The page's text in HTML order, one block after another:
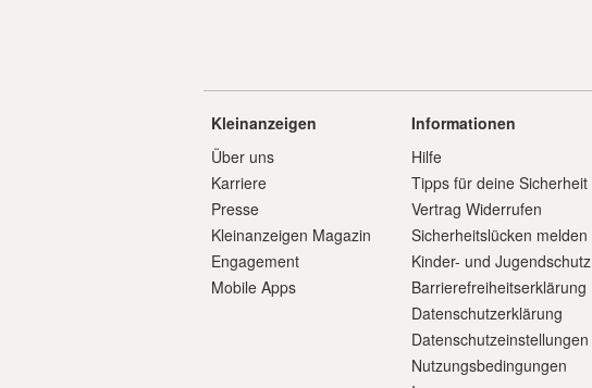
Kleinanzeigen
Über uns
Karriere
Presse
Kleinanzeigen Magazin
Engagement
Mobile Apps
Informationen
Hilfe
Tipps für deine Sicherheit
Vertrag Widerrufen
Sicherheitslücken melden
Kinder- und Jugendschutz
Barrierefreiheitserklärung
Datenschutzerklärung
Datenschutzeinstellungen
Nutzungsbedingungen